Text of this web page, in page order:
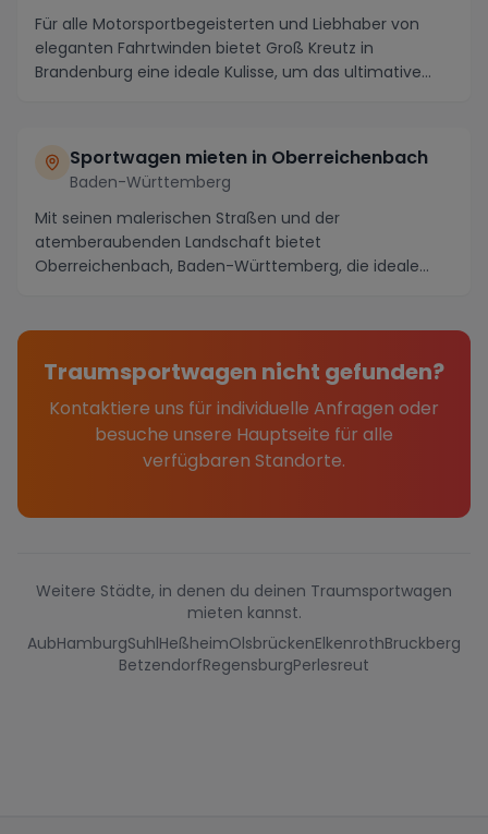
Für alle Motorsportbegeisterten und Liebhaber von
eleganten Fahrtwinden bietet Groß Kreutz in
Brandenburg eine ideale Kulisse, um das ultimative
Sportwagen mieten in Oberreichenbach
Baden-Württemberg
Mit seinen malerischen Straßen und der
atemberaubenden Landschaft bietet
Oberreichenbach, Baden-Württemberg, die ideale
Traumsportwagen nicht gefunden?
Kontaktiere uns für individuelle Anfragen oder
besuche unsere Hauptseite für alle
verfügbaren Standorte.
Weitere Städte, in denen du deinen Traumsportwagen
mieten kannst.
AubHamburgSuhlHeßheimOlsbrückenElkenrothBruckberg
BetzendorfRegensburgPerlesreut